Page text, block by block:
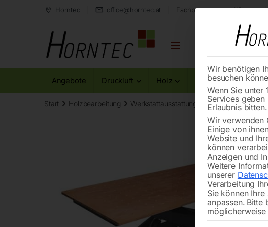
Horntec office@horntec.at Fachberatung aus Kärnten
Angebote Druckluft Holz Metall
Start Holzbearbeitung Werkstattausstattung Arbeitstisch HT
Wir benötigen
besuchen
Wenn Sie unter
Services
Erlaubnis bitten.
Wir verwenden
Einige von
Website und
können
Anzeigen und
Weitere
unserer
Verarbeitung
Sie können
anpassen. Bitte